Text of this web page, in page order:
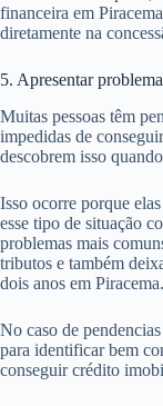
financeira em
diretamente na
5. Apresentar
Muitas pessoas têm
impedidas de
descobrem isso
Isso ocorre porque
esse tipo de situação
problemas mais
tributos e também
dois anos em Piracema.
No caso de
para identificar bem
conseguir crédito